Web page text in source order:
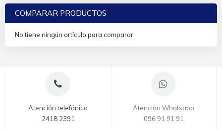
COMPARAR PRODUCTOS
No tiene ningún artículo para comparar.
Atención telefónica
2418 2391
Atención Whatsapp
096 91 91 91